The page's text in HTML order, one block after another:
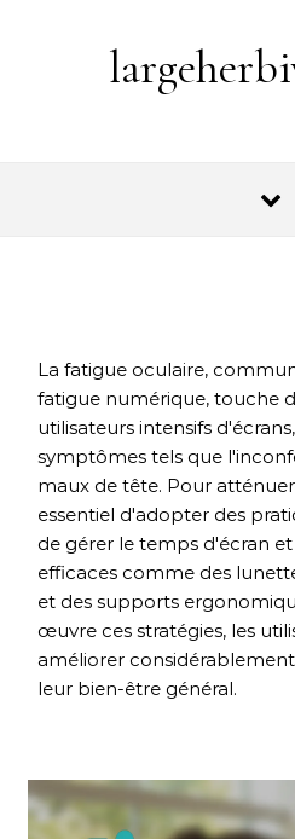
La fatigue oculaire,
fatigue numérique, touche
utilisateurs intensifs
symptômes tels que
maux de tête. Pour
essentiel d'adopter des
de gérer le temps d'écran
efficaces comme des
et des supports
œuvre ces stratégies, les
améliorer
leur bien-être général.